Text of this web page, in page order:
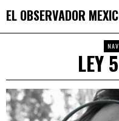
EL OBSERVADOR
LEY